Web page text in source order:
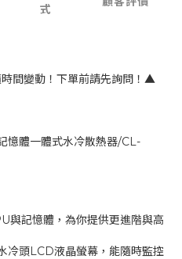
式
間變動！下單前請先詢問！▲
體一體式水冷散熱器/CL-
與記憶體，為你提供更進階與高
冷頭LCD液晶螢幕，能隨時監控